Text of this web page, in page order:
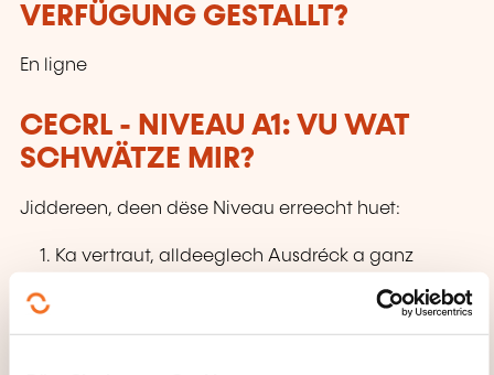
VERFÜGUNG GESTALLT?
En ligne
CECRL - NIVEAU A1: VU WAT
SCHWÄTZE MIR?
Jiddereen, deen dëse Niveau erreecht huet:
Ka vertraut, alldeeglech Ausdréck a ganz
einfach Aussoen, mat deene konkret Besoine
sollen erfëllt ginn, verstoen a benotzen. Ka sech